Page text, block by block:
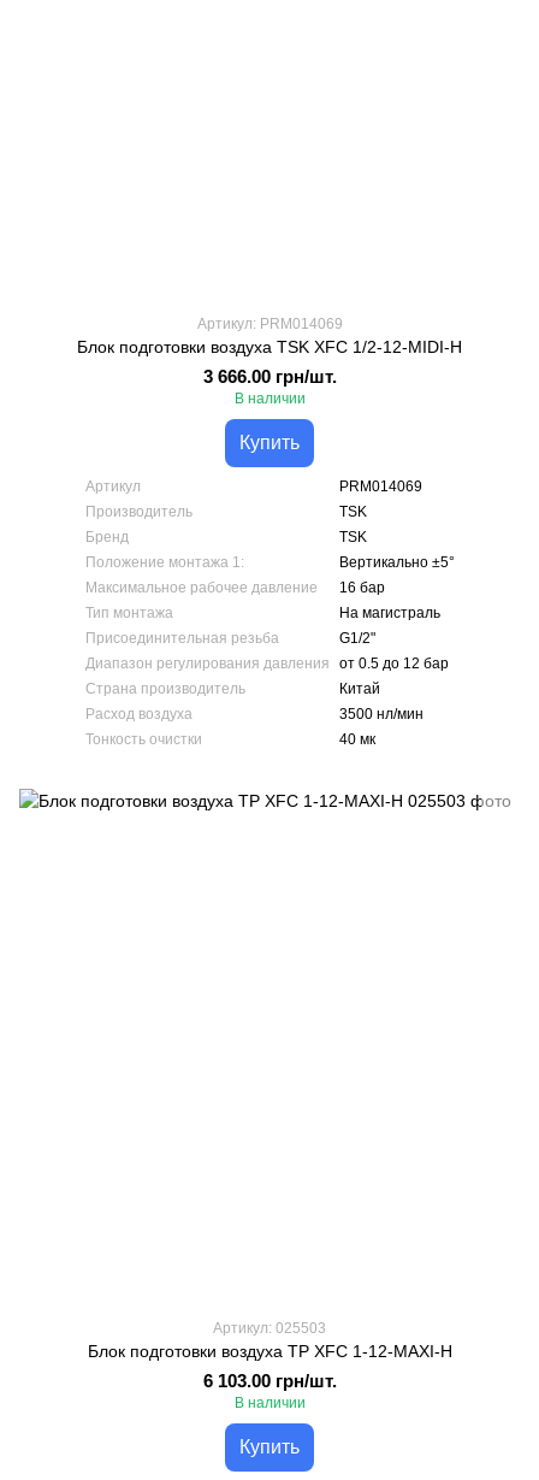
Артикул: PRM014069
Блок подготовки воздуха TSK XFC 1/2-12-MIDI-H
3 666.00 грн/шт.
В наличии
Купить
Артикул
PRM014069
Производитель
TSK
Бренд
TSK
Положение монтажа 1:
Вертикально ±5°
Максимальное рабочее давление
16 бар
Тип монтажа
На магистраль
Присоединительная резьба
G1/2"
Диапазон регулирования давления
от 0.5 до 12 бар
Страна производитель
Китай
Расход воздуха
3500 нл/мин
Тонкость очистки
40 мк
Артикул: 025503
Блок подготовки воздуха TP XFC 1-12-MAXI-H
6 103.00 грн/шт.
В наличии
Купить